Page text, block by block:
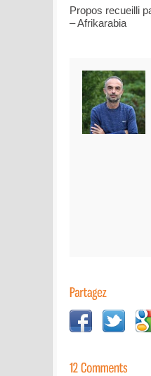
Propos recueilli
– Afrikarabia